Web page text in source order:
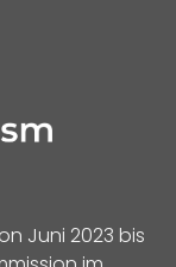
Juni 2023 bis